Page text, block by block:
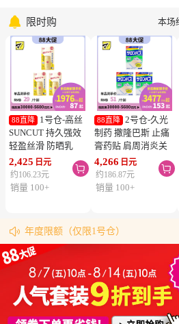
 限时购 本场
88直降
1号仓-高丝
SUNCUT 持久强效
轻盈丝滑 防晒乳
SPF50+ PA++++
50ml 3个装 阻隔紫
外线 持久耐水 户外
2,425 日元
约106.23元

销量 100+
88直降
2号仓-久光
制药 撒隆巴斯 止痛
膏药贴 肩周消炎关
节颈椎疼 4.6×7.2cm
120贴 3个装【第3类
医药品】
4,266 日元
约186.87元

销量 100+
 年度限额（仅限1号仓）
同仓库满5000日元包邮（仅限中国
松本清粉丝群来啦！
跳转搜索结果